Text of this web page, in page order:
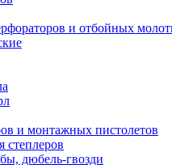
и отбойных
и монтажных пистолетов
степлеров
дюбель-гвозди